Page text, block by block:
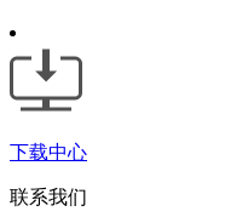
下载中心
联系我们